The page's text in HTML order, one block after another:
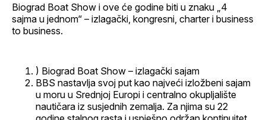
Biograd Boat Show i ove će godine biti u znaku „4
sajma u jednom“ – izlagački, kongresni, charter i business
to business.
) Biograd Boat Show – izlagački sajam
BBS nastavlja svoj put kao najveći izložbeni sajam
u moru u Srednjoj Europi i centralno okupljalište
nautičara iz susjednih zemalja. Za njima su 22